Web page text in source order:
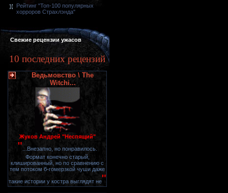
Рейтинг "Топ-100 популярных
хорроров Страхлэнда"
Свежие рецензии ужасов
10 последних рецензий
Ведьмовство \ The
Witchi...
Жуков Андрей "Неспящий"
" ...Внезапно, но понравилось.
Формат конечно старый,
клишированный, но по сравнению с
тем потоком б-гомерзкой чуши даже
такие истории у костра выглядят не"